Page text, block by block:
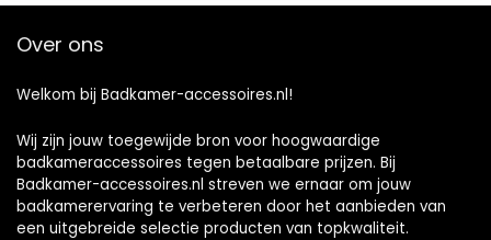
Over ons
Welkom bij Badkamer-accessoires.nl!
Wij zijn jouw toegewijde bron voor hoogwaardige
badkameraccessoires tegen betaalbare prijzen. Bij
Badkamer-accessoires.nl streven we ernaar om jouw
badkamerervaring te verbeteren door het aanbieden van
een uitgebreide selectie producten van topkwaliteit.